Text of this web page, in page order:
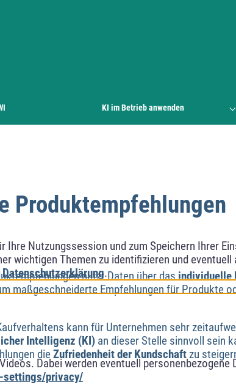
Nutzungssession und zum Speichern Ihrer
wichtigen Themen zu identifizieren und
Datenschutzerklärung.
Dabei werden eventuell personenbezogene
settings/privacy/
KI im Betrieb anwenden
Produktempfehlungen
nutzt Daten über dasindividuelle
maßgeschneiderte Empfehlungen für Produkte
kann für Unternehmen sehr
Intelligenz (KI) an dieser Stelle sinnvoll sein
dieZufriedenheit der Kundschaftzu